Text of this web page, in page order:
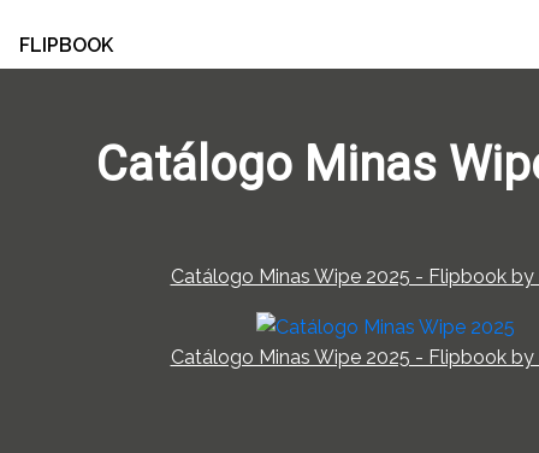
FLIPBOOK
Catálogo Minas
Catálogo Minas Wipe 2025 - Flipbook by
Catálogo Minas Wipe 2025 - Flipbook by